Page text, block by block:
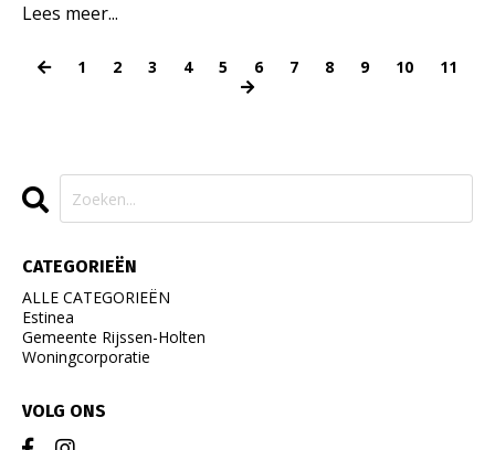
Lees meer...
1 2 3 4 5 6 7 8 9 10 11
CATEGORIEËN
ALLE CATEGORIEËN
Estinea
Gemeente Rijssen-Holten
Woningcorporatie
VOLG ONS